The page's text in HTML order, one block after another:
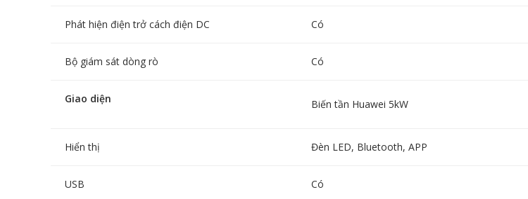
Phát hiện điện trở cách điện DC Có
Bộ giám sát dòng rò Có
Giao diện Biến tần Huawei 5kW
Hiển thị Đèn LED, Bluetooth, APP
USB Có